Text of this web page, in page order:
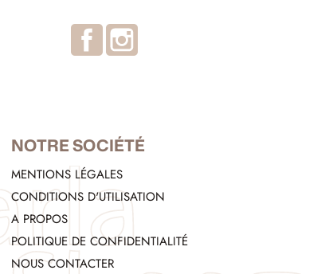
Facebook
NOTRE SOCIÉTÉ
MENTIONS LÉGALES
CONDITIONS D'UTILISATION
A PROPOS
POLITIQUE DE CONFIDENTIALITÉ
NOUS CONTACTER